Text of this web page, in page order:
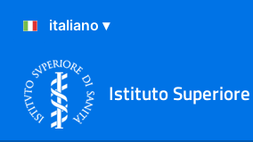
Istituto